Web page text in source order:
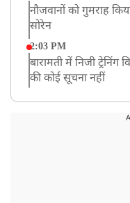
नौजवानों को गुमराह
सोरेन
2:03 PM
बारामती में निजी ट्रेनिंग
की कोई सूचना नहीं
JPSC परीक्षा विवाद: